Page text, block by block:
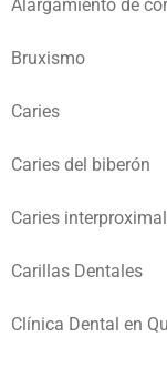
Alargamiento de
Bruxismo
Caries
Caries del biberón
Caries interproximal
Carillas Dentales
Clínica Dental en